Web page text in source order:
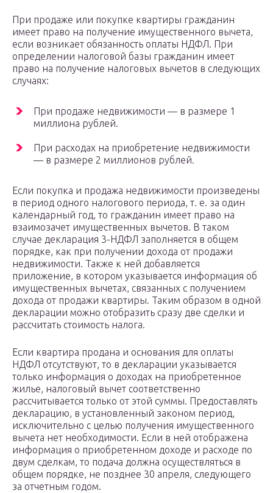
При продаже или покупке квартиры гражданин
имеет право на получение имущественного вычета,
если возникает обязанность оплаты НДФЛ. При
определении налоговой базы гражданин имеет
право на получение налоговых вычетов в следующих
случаях:
При продаже недвижимости — в размере 1
миллиона рублей.
При расходах на приобретение недвижимости
— в размере 2 миллионов рублей.
Если покупка и продажа недвижимости произведены
в период одного налогового периода, т. е. за один
календарный год, то гражданин имеет право на
взаимозачет имущественных вычетов. В таком
случае декларация 3-НДФЛ заполняется в общем
порядке, как при получении дохода от продажи
недвижимости. Также к ней добавляется
приложение, в котором указывается информация об
имущественных вычетах, связанных с получением
дохода от продажи квартиры. Таким образом в одной
декларации можно отобразить сразу две сделки и
рассчитать стоимость налога.
Если квартира продана и основания для оплаты
НДФЛ отсутствуют, то в декларации указывается
только информация о доходах на приобретенное
жилье, налоговый вычет соответственно
рассчитывается только от этой суммы. Предоставлять
декларацию, в установленный законом период,
исключительно с целью получения имущественного
вычета нет необходимости. Если в ней отображена
информация о приобретенном доходе и расходе по
двум сделкам, то подача должна осуществляться в
общем порядке, не позднее 30 апреля, следующего
за отчетным годом.